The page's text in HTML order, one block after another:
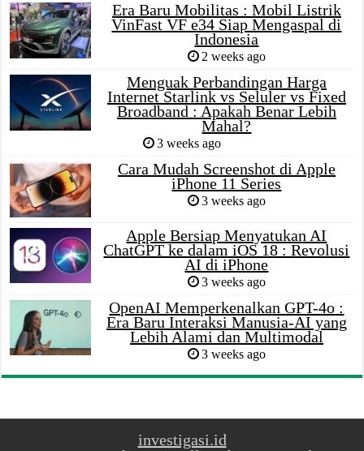
Era Baru Mobilitas : Mobil Listrik
VinFast VF e34 Siap Mengaspal di
Indonesia
2 weeks ago
Menguak Perbandingan Harga
Internet Starlink vs Seluler vs Fixed
Broadband : Apakah Benar Lebih
Mahal?
3 weeks ago
Cara Mudah Screenshot di Apple
iPhone 11 Series
3 weeks ago
Apple Bersiap Menyatukan AI
ChatGPT ke dalam iOS 18 : Revolusi
AI di iPhone
3 weeks ago
OpenAI Memperkenalkan GPT-4o :
Era Baru Interaksi Manusia-AI yang
Lebih Alami dan Multimodal
3 weeks ago
investigasi.id